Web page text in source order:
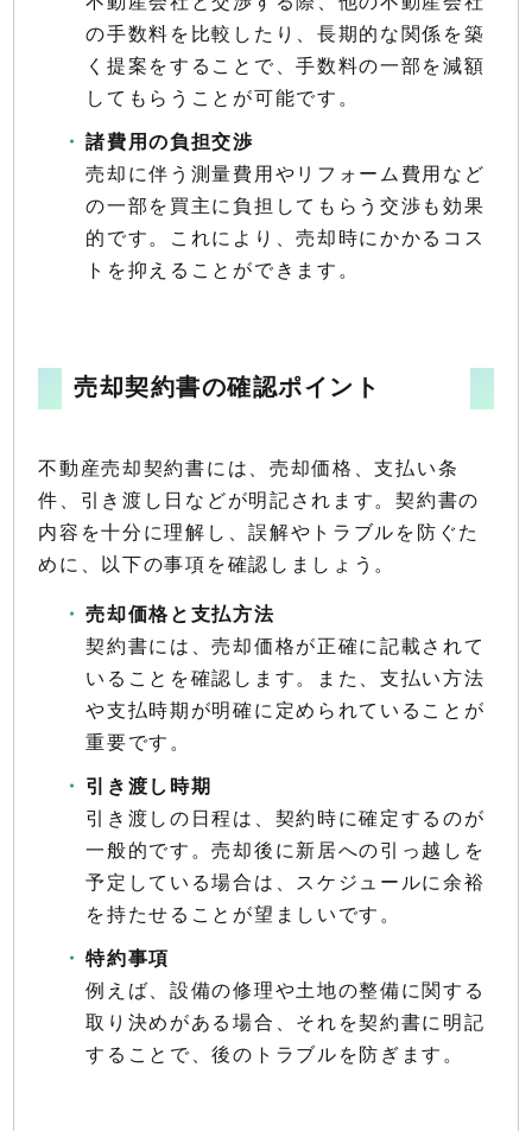
の手数料を比較したり、長期的な関係を築
く提案をすることで、手数料の一部を減額
してもらうことが可能です。
諸費用の負担交渉
売却に伴う測量費用やリフォーム費用など
の一部を買主に負担してもらう交渉も効果
的です。これにより、売却時にかかるコス
トを抑えることができます。
売却契約書の確認ポイント
不動産売却契約書には、売却価格、支払い条
件、引き渡し日などが明記されます。契約書の
内容を十分に理解し、誤解やトラブルを防ぐた
めに、以下の事項を確認しましょう。
売却価格と支払方法
契約書には、売却価格が正確に記載されて
いることを確認します。また、支払い方法
や支払時期が明確に定められていることが
重要です。
引き渡し時期
引き渡しの日程は、契約時に確定するのが
一般的です。売却後に新居への引っ越しを
予定している場合は、スケジュールに余裕
を持たせることが望ましいです。
特約事項
例えば、設備の修理や土地の整備に関する
取り決めがある場合、それを契約書に明記
することで、後のトラブルを防ぎます。